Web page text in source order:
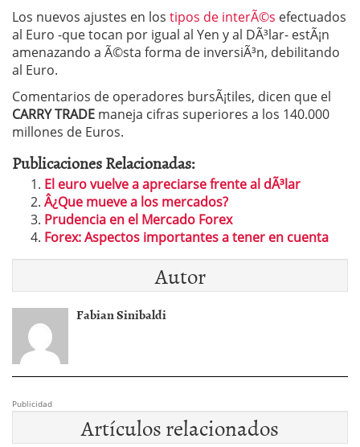
Los nuevos ajustes en los tipos de interÃ©s efectuados
al Euro -que tocan por igual al Yen y al DÃ³lar- estÃ¡n
amenazando a Ã©sta forma de inversiÃ³n, debilitando
al Euro.
Comentarios de operadores bursÃ¡tiles, dicen que el
CARRY TRADE maneja cifras superiores a los 140.000
millones de Euros.
Publicaciones Relacionadas:
El euro vuelve a apreciarse frente al dÃ³lar
Â¿Que mueve a los mercados?
Prudencia en el Mercado Forex
Forex: Aspectos importantes a tener en cuenta
Autor
Fabian Sinibaldi
Publicidad
Artículos relacionados